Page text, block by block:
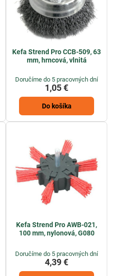
Kefa Strend Pro CCB-509, 63
mm, hrncová, vlnitá
Doručíme do 5 pracovných dní
1,05 €
Do košíka
Kefa Strend Pro AWB-021,
100 mm, nylonová, G080
Doručíme do 5 pracovných dní
4,39 €